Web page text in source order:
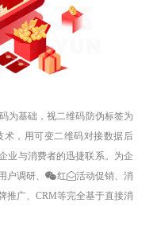
为基础，视二维码防伪标签为
，用可变二维码对接数据后
业与消费者的迅捷联系。为企
户调研、
红
活动促销、消
推广、CRM等完全基于直接消